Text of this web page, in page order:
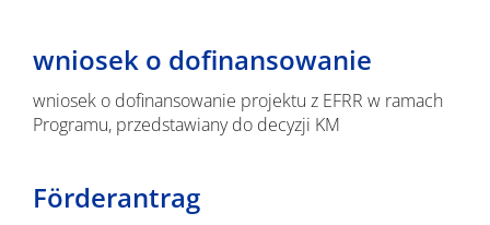
wniosek o dofinansowanie
wniosek o dofinansowanie projektu z EFRR w ramach
Programu, przedstawiany do decyzji KM
Förderantrag